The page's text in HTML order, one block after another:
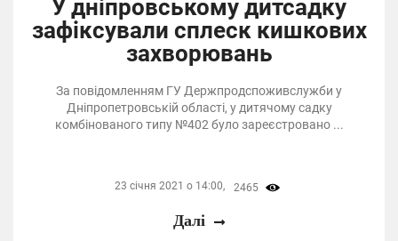
У дніпровському дитсадку
зафіксували сплеск кишкових
захворювань
За повідомленням ГУ Держпродспоживслужби у
Дніпропетровській області, у дитячому садку
комбінованого типу №402 було зареєстровано ...
23 січня 2021 о 14:00, 2465
Далі